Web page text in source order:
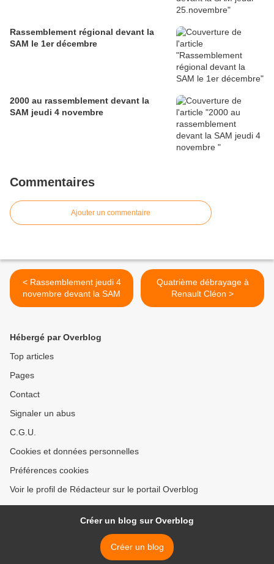
Rassemblement régional devant la
SAM le 1er décembre
2000 au rassemblement devant la
SAM jeudi 4 novembre
Commentaires
Ajouter un commentaire
< Rassemblement jeudi 4
novembre devant la SAM
Quatrième débrayage à
Renault Cléon >
Hébergé par Overblog
Top articles
Pages
Contact
Signaler un abus
C.G.U.
Cookies et données personnelles
Préférences cookies
Voir le profil de Rédacteur sur le portail Overblog
Créer un blog sur Overblog
Créer un blog